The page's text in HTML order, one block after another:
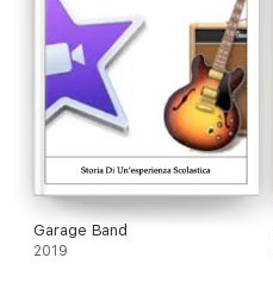
Garage Band
2019